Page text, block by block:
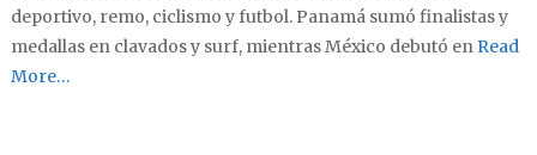
deportivo, remo, ciclismo y futbol. Panamá sumó finalistas y
medallas en clavados y surf, mientras México debutó enRead
More…